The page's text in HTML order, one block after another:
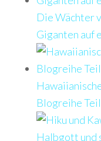
Die Wächter
Giganten auf
Blogreihe